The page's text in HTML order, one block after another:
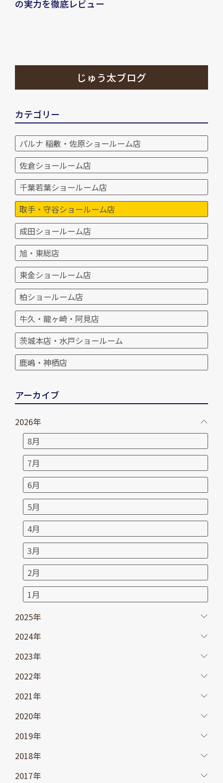
の実力を徹底レビュー
じゅう太ブログ
カテゴリー
パルナ 稲敷・佐原ショールーム店
佐倉ショールーム店
千葉若葉ショールーム店
取手・守谷ショールーム店
成田ショールーム店
旭・東総店
東金ショールーム店
柏ショールーム店
牛久・龍ヶ崎・阿見店
茨城本店・水戸ショールーム
鹿嶋・神栖店
アーカイブ
2026年
8月
7月
6月
5月
4月
3月
2月
1月
2025年
2024年
2023年
2022年
2021年
2020年
2019年
2018年
2017年